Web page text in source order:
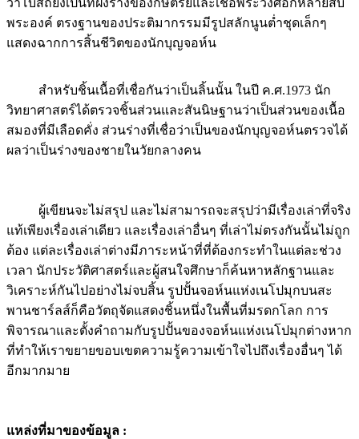
พระองค์ ตรงฐานของประติมากรรมมีรูปสลักนูนต่ำชุดเล็กๆ
แสดงฉากการสิ้นชีวิตของนักบุญจอห์น
สำหรับชิ้นเนื้อที่เชื่อกันว่าเป็นลิ้นนั้น ในปี ค.ศ.1973 นัก
วิทยาศาสตร์ได้ตรวจชิ้นส่วนและสันนิษฐานว่าเป็นส่วนของเนื้อ
สมองที่มีเลือดคั่ง ส่วนร่างที่เชื่อว่าเป็นของนักบุญจอห์นตรวจได้
ผลว่าเป็นร่างของชายในวัยกลางคน
ผู้เขียนจะไม่สรุป และไม่สามารถจะสรุปว่ามีเรื่องเล่าที่จริง
แท้เพียงเรื่องเล่าเดียว และเรื่องเล่าอื่นๆ ที่เล่าไม่ตรงกันนั้นไม่ถูก
ต้อง แต่ละเรื่องเล่าต่างมีภาระหน้าที่ที่ต้องกระทำในแต่ละช่วง
เวลา นักประวัติศาสตร์และผู้สนใจศึกษาก็ค้นหาหลักฐานและ
วิเคราะห์กันไปอย่างไม่จบสิ้น รูปปั้นจอห์นแห่งเนโปมุกบนสะ
พานชาร์ลส์ก็คือวัตถุจัดแสดงชิ้นหนึ่งในพื้นที่มรดกโลก การ
พิจารณาและตั้งคำถามกับรูปปั้นของจอห์นแห่งเนโปมุกต่างหาก
ที่ทำให้เราขยายขอบเขตความรู้ความเข้าใจไปถึงเรื่องอื่นๆ ได้
อีกมากมาย
แหล่งที่มาของข้อมูล :